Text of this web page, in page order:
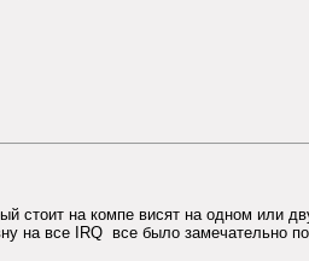
стоит на компе висят на одном
на все IRQ все было